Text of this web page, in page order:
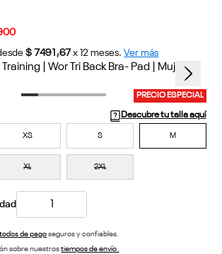
$ 7491,67 x 12 meses. Ver más
PRECIO ESPECIAL
Descubre tu talla aquí
XS S M
XL 2XL
de pagoseguros y confiables.
sobre nuestrostiempos de envío.